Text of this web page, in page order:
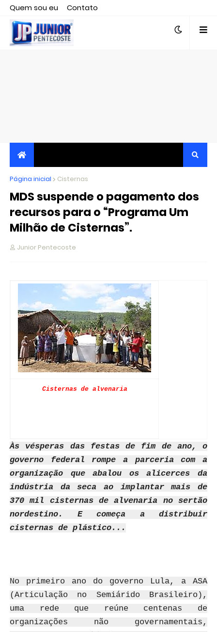
Quem sou eu
Contato
Editor responsável, jornalista Clovis Almeida.
JORNALISMO INDEPENDENTE, TRANSPARENTE E
CRÍTICO
Página inicial Cisternas
MDS suspende o pagamento dos
recursos para o “Programa Um
Milhão de Cisternas”.
Junior Pentecoste
Cisternas de alvenaria
Às vésperas das festas de fim de ano, o
governo federal rompe a parceria com a
organização que abalou os alicerces da
indústria da seca ao implantar mais de
370 mil cisternas de alvenaria no sertão
nordestino. E começa a distribuir
cisternas de plástico...
No primeiro ano do governo Lula, a ASA
(Articulação no Semiárido Brasileiro),
uma rede que reúne centenas de
organizações não governamentais,